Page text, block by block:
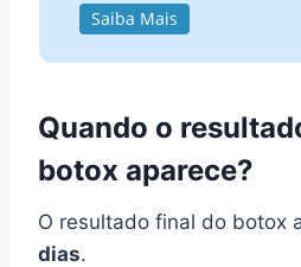
Saiba Mais
Quando o
botox aparece?
O resultado final do botox
dias.